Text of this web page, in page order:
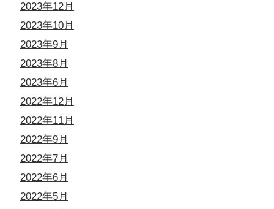
2023年12月
2023年10月
2023年9月
2023年8月
2023年6月
2022年12月
2022年11月
2022年9月
2022年7月
2022年6月
2022年5月